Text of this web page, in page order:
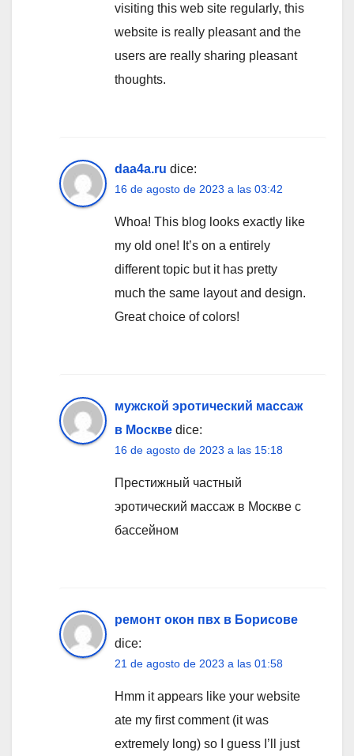
visiting this web site regularly, this
website is really pleasant and the
users are really sharing pleasant
thoughts.
daa4a.ru dice:
16 de agosto de 2023 a las 03:42
Whoa! This blog looks exactly like
my old one! It’s on a entirely
different topic but it has pretty
much the same layout and design.
Great choice of colors!
мужской эротический массаж
в Москве dice:
16 de agosto de 2023 a las 15:18
Престижный частный
эротический массаж в Москве с
бассейном
ремонт окон пвх в Борисове
dice:
21 de agosto de 2023 a las 01:58
Hmm it appears like your website
ate my first comment (it was
extremely long) so I guess I’ll just